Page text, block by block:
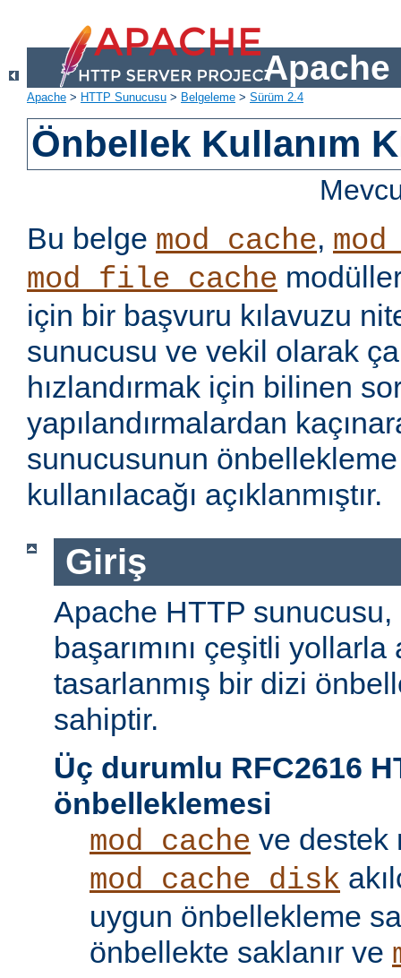
Apache
Apache > HTTP Sunucusu > Belgeleme > Sürüm 2.4
Önbellek Kullanım
Bu belge mod_cache,
mod_file_cache
için bir başvuru kılavuzu
sunucusu ve vekil olarak
hızlandırmak için bilinen
yapılandırmalardan
sunucusunun
kullanılacağı açıklanmıştır.
Giriş
Apache HTTP
başarımını çeşitli
tasarlanmış bir dizi
sahiptir.
Üç durumlu RFC2616
önbelleklemesi
mod_cache ve destek
mod_cache_disk
uygun önbellekleme
önbellekte saklanır ve